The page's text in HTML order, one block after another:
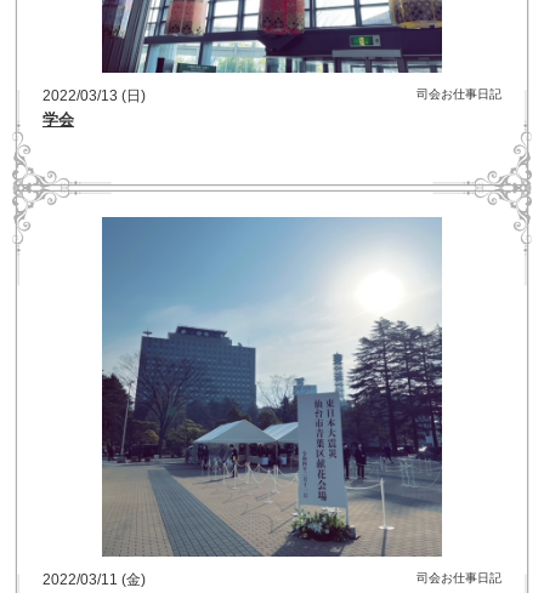
2022/03/13 (日) 司会お仕事日記
学会
2022/03/11 (金) 司会お仕事日記